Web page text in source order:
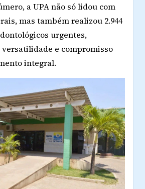
a UPA não só lidou com
mas também realizou 2.944
urgentes,
versatilidade e compromisso
integral.